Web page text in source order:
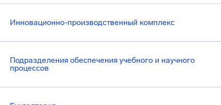
Инновационно-производственный комплекс
Подразделения обеспечения учебного и научного
процессов